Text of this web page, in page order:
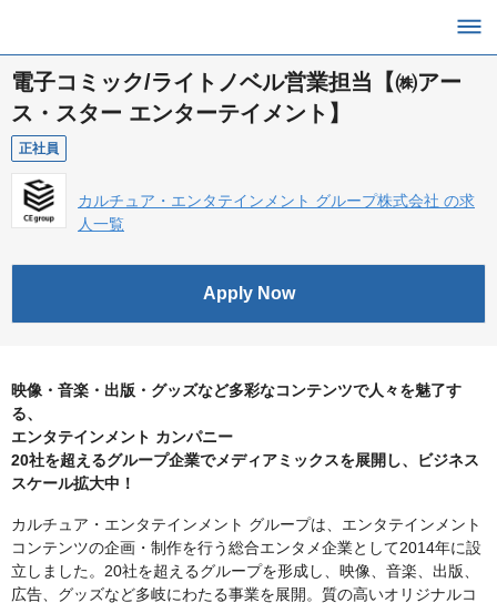
電子コミック/ライトノベル営業担当【㈱アー
ス・スター エンターテイメント】
正社員
カルチュア・エンタテインメント グループ株式会社 の求
人一覧
Apply Now
映像・音楽・出版・グッズなど多彩なコンテンツで人々を魅了す
る、
エンタテインメント カンパニー
20社を超えるグループ企業でメディアミックスを展開し、ビジネス
スケール拡大中！
カルチュア・エンタテインメント グループは、エンタテインメント
コンテンツの企画・制作を行う総合エンタメ企業として2014年に設
立しました。20社を超えるグループを形成し、映像、音楽、出版、
広告、グッズなど多岐にわたる事業を展開。質の高いオリジナルコ